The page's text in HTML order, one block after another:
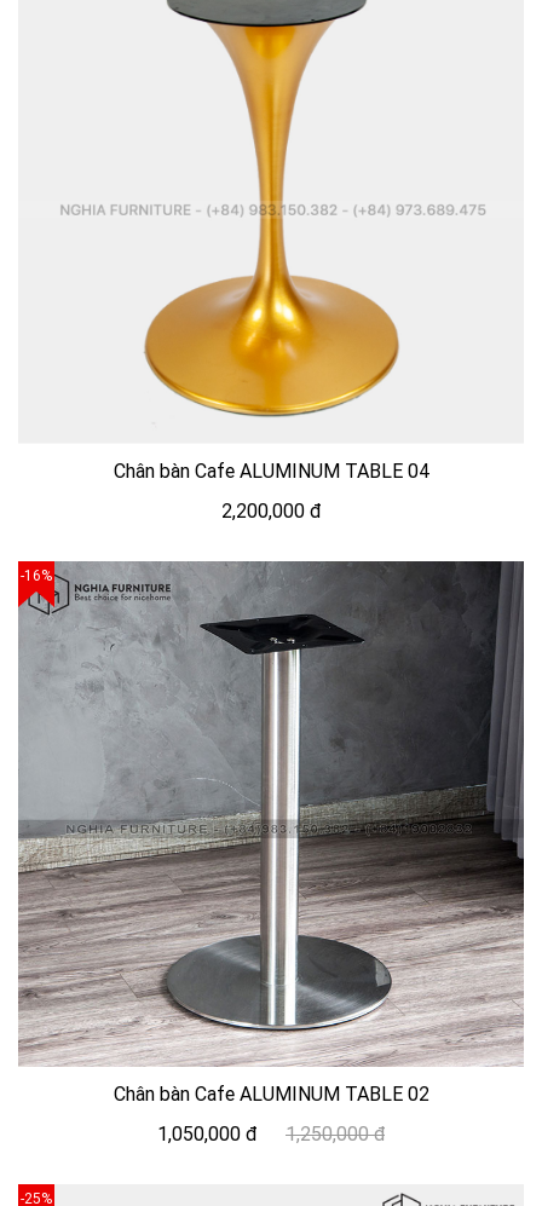
Chân bàn Cafe ALUMINUM TABLE 04
2,200,000 đ
-16%
Chân bàn Cafe ALUMINUM TABLE 02
1,050,000 đ
1,250,000 đ
-25%